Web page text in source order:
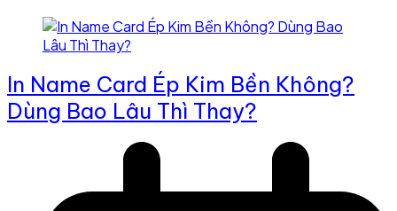
In Name Card Ép Kim Bền Không?
Dùng Bao Lâu Thì Thay?